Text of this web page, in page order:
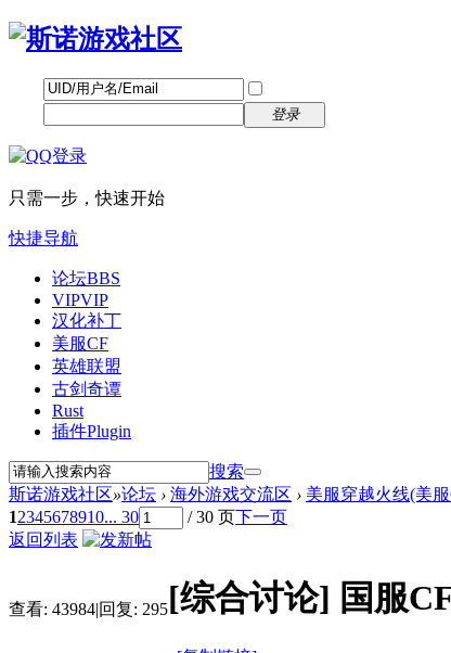
登录
只需一步，快速开始
快捷导航
论坛BBS
VIPVIP
汉化补丁
美服CF
英雄联盟
古剑奇谭
Rust
插件Plugin
搜索
斯诺游戏社区»论坛 › 海外游戏交流区 › 美服穿越火线(美
12345678910... 30 / 30 页下一页
返回列表
查看: 43984|回复: 295[综合讨论] 国服